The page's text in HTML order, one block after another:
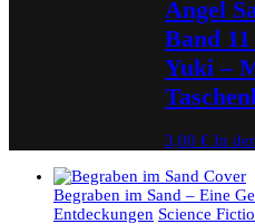
Angel
Band
Yuki –
3,00 € In
Begraben im Sand – Eine
Entdeckungen Science